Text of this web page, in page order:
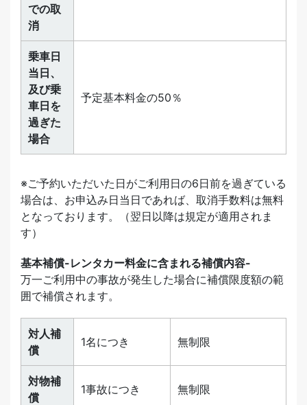
での取
消
乗車日
当日、
及び乗
車日を
過ぎた
場合
予定基本料金の50％
※ご予約いただいた日がご利用日の6日前を過ぎている
場合は、お申込み日当日であれば、取消手数料は無料
となっております。（翌日以降は規定が適用されま
す）
基本補償-レンタカー料金に含まれる補償内容-
万一ご利用中の事故が発生した場合に補償限度額の範
囲で補償されます。
対人補
償
1名につき 無制限
対物補
償
1事故につき 無制限